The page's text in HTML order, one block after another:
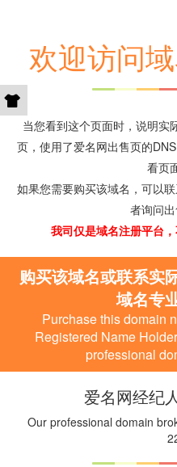
欢迎访问
当您看到这个页面时，说明实
页，使用了爱名网出售页的
看页
如果您需要购买该域名，可以
者询问出
我司仅是域名注册平台
购买该域名或联系实
域名专
Purchase this domain
Registered Name
professional
爱名网经纪
Our professional domain